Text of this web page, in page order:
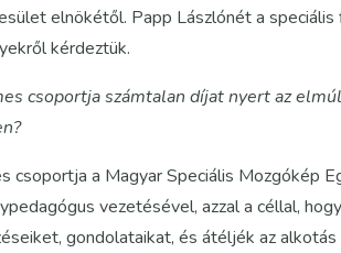
elnökétől. Papp Lászlónét a
kérdeztük.
csoportja számtalan díjat nyert az
csoportja a Magyar Speciális Mozgókép
vezetésével, azzal a céllal,
gondolataikat, és átéljék az